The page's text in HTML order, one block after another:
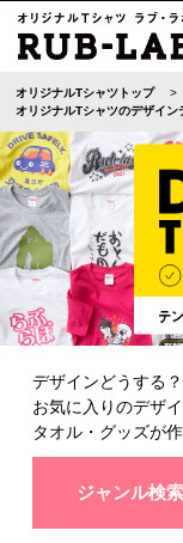
オリジナルTシャツトップ
オリジナルTシャツのデザイン
デザインどうする
お気に入りのデザ
タオル・グッズが
ジャンル検索